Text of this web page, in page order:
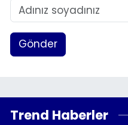
Gönder
Trend Haberler